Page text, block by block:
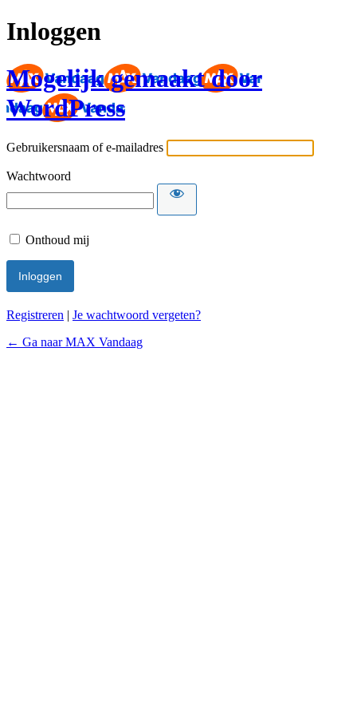
Inloggen
Mogelijk gemaakt door
WordPress
Gebruikersnaam of e-mailadres
Wachtwoord
Onthoud mij
Registreren | Je wachtwoord vergeten?
← Ga naar MAX Vandaag